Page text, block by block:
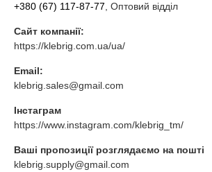
+380 (67) 117-87-77 , Оптовий відділ
Сайт компанії:
https://klebrig.com.ua/ua/
Email:
klebrig.sales@gmail.com
Інстаграм
https://www.instagram.com/klebrig_tm/
Ваші пропозиції розглядаємо на пошті
klebrig.supply@gmail.com